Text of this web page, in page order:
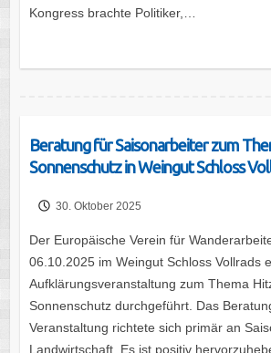
Kongress brachte Politiker,…
Beratung für Saisonarbeiter zum
Sonnenschutz in Weingut Schloss
30. Oktober 2025
Der Europäische Verein für
06.10.2025 im Weingut Schloss Vollrads
Aufklärungsveranstaltung zum Thema
Sonnenschutz durchgeführt. Das
Veranstaltung richtete sich primär an
Landwirtschaft. Es ist positiv